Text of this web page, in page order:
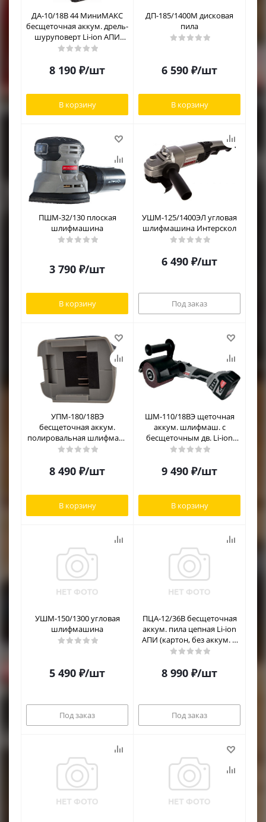
ДА-10/18В 44 МиниМАКС
бесщеточная аккум. дрель-
шуруповерт Li-ion АПИ
(кейс, 2 аккум. 2,5Ач, ЗУ)
8 190 ₽/шт
В корзину
ДП-185/1400М дисковая
пила
6 590 ₽/шт
В корзину
ПШМ-32/130 плоская
шлифмашина
3 790 ₽/шт
В корзину
УШМ-125/1400ЭЛ угловая
шлифмашина Интерскол
6 490 ₽/шт
Под заказ
УПМ-180/18ВЭ
бесщеточная аккум.
полировальная шлифмаш.
Li-ion АПИ (картон, без
8 490 ₽/шт
В корзину
ШМ-110/18ВЭ щеточная
аккум. шлифмаш. с
бесщеточным дв. Li-ion
АПИ (картон, без аккум. и
9 490 ₽/шт
В корзину
УШМ-150/1300 угловая
шлифмашина
5 490 ₽/шт
Под заказ
ПЦА-12/36В бесщеточная
аккум. пила цепная Li-ion
АПИ (картон, без аккум. и
ЗУ)
8 990 ₽/шт
Под заказ